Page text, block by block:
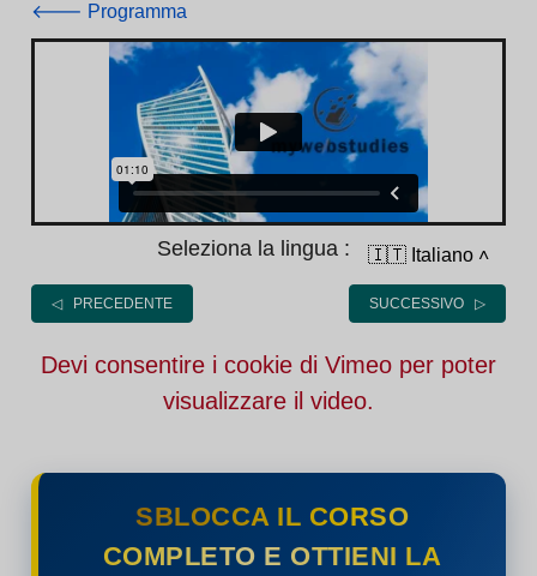
🡐 Programma
Seleziona la lingua : 🇮🇹 Italiano ˄
◁ PRECEDENTE SUCCESSIVO ▷
Devi consentire i cookie di Vimeo per poter
visualizzare il video.
SBLOCCA IL CORSO
COMPLETO E OTTIENI LA